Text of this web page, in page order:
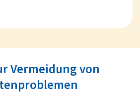
Vermeidung von